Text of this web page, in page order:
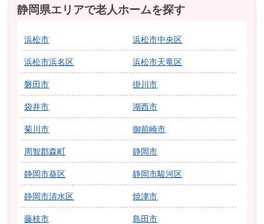
静岡県エリアで老人ホームを探す
浜松市 浜松市中央区
浜松市浜名区 浜松市天竜区
磐田市 掛川市
袋井市 湖西市
菊川市 御前崎市
周智郡森町 静岡市
静岡市葵区 静岡市駿河区
静岡市清水区 焼津市
藤枝市 島田市